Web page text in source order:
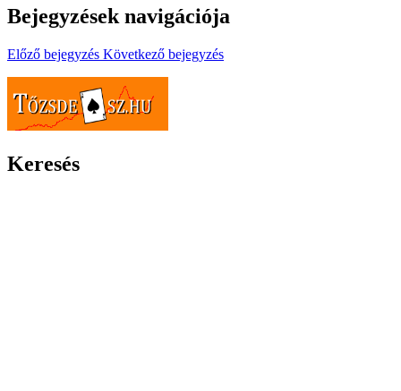
Bejegyzések navigációja
Előző bejegyzés Következő bejegyzés
Tőzsdeász.hu – befektetésről és
pénzügyekről őszintén
Keresés